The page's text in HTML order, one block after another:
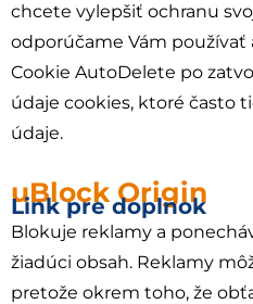
chcete vylepšiť ochranu
odporúčame Vám používať
Cookie AutoDelete po
údaje cookies, ktoré často
údaje.
uBlock Origin
Link pre doplnok
Blokuje reklamy a
žiadúci obsah. Reklamy
pretože okrem toho, že